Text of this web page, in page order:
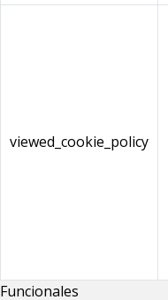
viewed_cookie_policy
Funcionales